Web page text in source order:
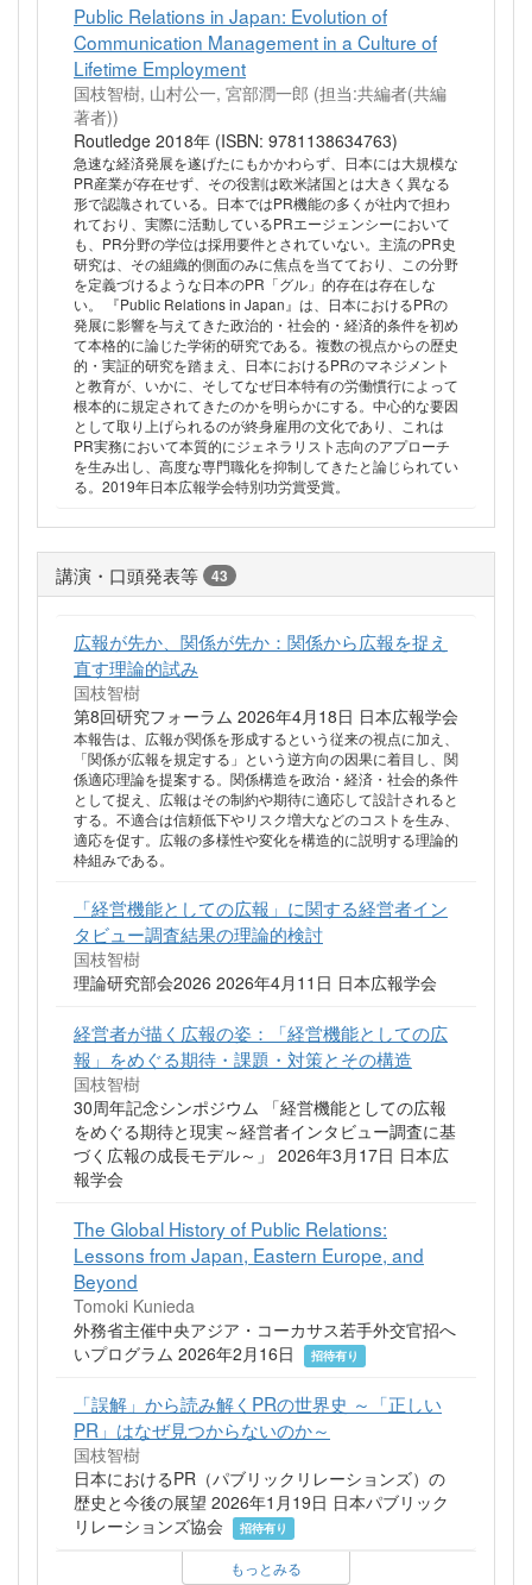
Public Relations in Japan: Evolution of
Communication Management in a Culture of
Lifetime Employment
国枝智樹, 山村公一, 宮部潤一郎 (担当:共編者(共編
著者))
Routledge 2018年 (ISBN: 9781138634763)
急速な経済発展を遂げたにもかかわらず、日本には大規模な
PR産業が存在せず、その役割は欧米諸国とは大きく異なる
形で認識されている。日本ではPR機能の多くが社内で担わ
れており、実際に活動しているPRエージェンシーにおいて
も、PR分野の学位は採用要件とされていない。主流のPR史
研究は、その組織的側面のみに焦点を当てており、この分野
を定義づけるような日本のPR「グル」的存在は存在しな
い。 『Public Relations in Japan』は、日本におけるPRの
発展に影響を与えてきた政治的・社会的・経済的条件を初め
て本格的に論じた学術的研究である。複数の視点からの歴史
的・実証的研究を踏まえ、日本におけるPRのマネジメント
と教育が、いかに、そしてなぜ日本特有の労働慣行によって
根本的に規定されてきたのかを明らかにする。中心的な要因
として取り上げられるのが終身雇用の文化であり、これは
PR実務において本質的にジェネラリスト志向のアプローチ
を生み出し、高度な専門職化を抑制してきたと論じられてい
る。2019年日本広報学会特別功労賞受賞。
講演・口頭発表等 43
広報が先か、関係が先か：関係から広報を捉え
直す理論的試み
国枝智樹
第8回研究フォーラム 2026年4月18日 日本広報学会
本報告は、広報が関係を形成するという従来の視点に加え、
「関係が広報を規定する」という逆方向の因果に着目し、関
係適応理論を提案する。関係構造を政治・経済・社会的条件
として捉え、広報はその制約や期待に適応して設計されると
する。不適合は信頼低下やリスク増大などのコストを生み、
適応を促す。広報の多様性や変化を構造的に説明する理論的
枠組みである。
「経営機能としての広報」に関する経営者イン
タビュー調査結果の理論的検討
国枝智樹
理論研究部会2026 2026年4月11日 日本広報学会
経営者が描く広報の姿：「経営機能としての広
報」をめぐる期待・課題・対策とその構造
国枝智樹
30周年記念シンポジウム 「経営機能としての広報
をめぐる期待と現実～経営者インタビュー調査に基
づく広報の成長モデル～」 2026年3月17日 日本広
報学会
The Global History of Public Relations:
Lessons from Japan, Eastern Europe, and
Beyond
Tomoki Kunieda
外務省主催中央アジア・コーカサス若手外交官招へ
いプログラム 2026年2月16日
招待有り
「誤解」から読み解くPRの世界史 ～「正しい
PR」はなぜ見つからないのか～
国枝智樹
日本におけるPR（パブリックリレーションズ）の
歴史と今後の展望 2026年1月19日 日本パブリック
リレーションズ協会
招待有り
もっとみる